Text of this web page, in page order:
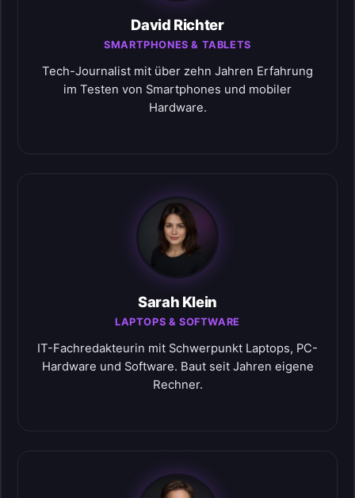
David Richter
SMARTPHONES & TABLETS
Tech-Journalist mit über zehn Jahren Erfahrung
im Testen von Smartphones und mobiler
Hardware.
Sarah Klein
LAPTOPS & SOFTWARE
IT-Fachredakteurin mit Schwerpunkt Laptops, PC-
Hardware und Software. Baut seit Jahren eigene
Rechner.